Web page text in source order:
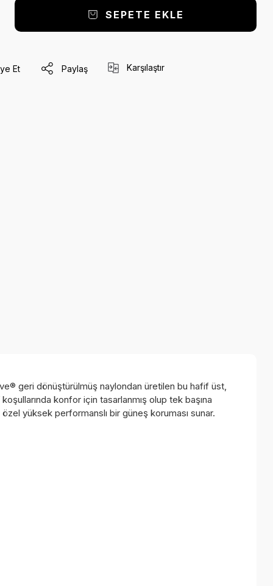
SEPETE EKLE
Et Paylaş Karşılaştır
geri dönüştürülmüş naylondan üretilen bu hafif üst,
konfor için tasarlanmış olup tek başına
yüksek performanslı bir güneş koruması sunar.